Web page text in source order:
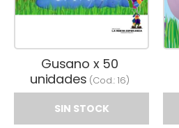
Gusano x 50
unidades (Cod.:16)
SIN STOCK